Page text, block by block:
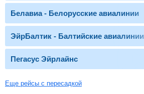
Белавиа - Белорусские авиалинии
ЭйрБалтик - Балтийские авиалинии
Пегасус Эйрлайнс
Еще рейсы с пересадкой